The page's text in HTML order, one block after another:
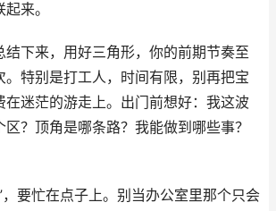
来。
结下来，用好三角形，你的前期节奏至
。特别是打工人，时间有限，别再把宝
在迷茫的游走上。出门前想好：我这波
？顶角是哪条路？我能做到哪些事？
，要忙在点子上。别当办公室里那个只会